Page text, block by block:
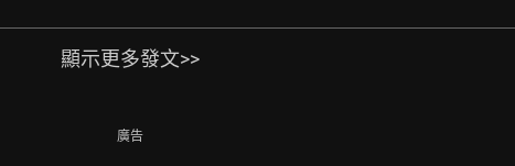
顯示更多發文>>
廣告